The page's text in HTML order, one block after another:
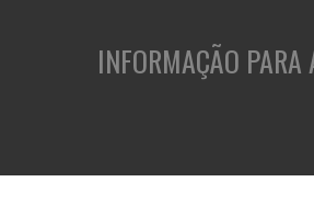
INFORMAÇÃO